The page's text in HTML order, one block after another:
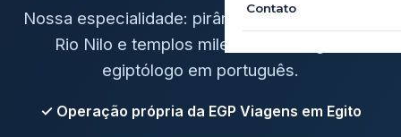
Contato
Nossa especialidade: pirâmides, cruzeiro pelo
Rio Nilo e templos milenares com guia
egiptólogo em português.
✓ Operação própria da EGP Viagens em Egito